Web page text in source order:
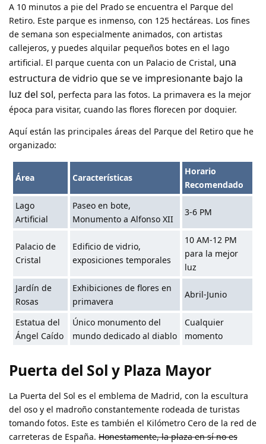
A 10 minutos a pie del Prado se encuentra el Parque del
Retiro. Este parque es inmenso, con 125 hectáreas. Los fines
de semana son especialmente animados, con artistas
callejeros, y puedes alquilar pequeños botes en el lago
artificial. El parque cuenta con un Palacio de Cristal, una
estructura de vidrio que se ve impresionante bajo la
luz del sol, perfecta para las fotos. La primavera es la mejor
época para visitar, cuando las flores florecen por doquier.
Aquí están las principales áreas del Parque del Retiro que he
organizado:
Área Características
Horario
Recomendado
Lago
Artificial
Paseo en bote,
Monumento a Alfonso XII
3-6 PM
Palacio de
Cristal
Edificio de vidrio,
exposiciones temporales
10 AM-12 PM
para la mejor
luz
Jardín de
Rosas
Exhibiciones de flores en
primavera
Abril-Junio
Estatua del
Ángel Caído
Único monumento del
mundo dedicado al diablo
Cualquier
momento
Puerta del Sol y Plaza Mayor
La Puerta del Sol es el emblema de Madrid, con la escultura
del oso y el madroño constantemente rodeada de turistas
tomando fotos. Este es también el Kilómetro Cero de la red de
carreteras de España. Honestamente, la plaza en sí no es